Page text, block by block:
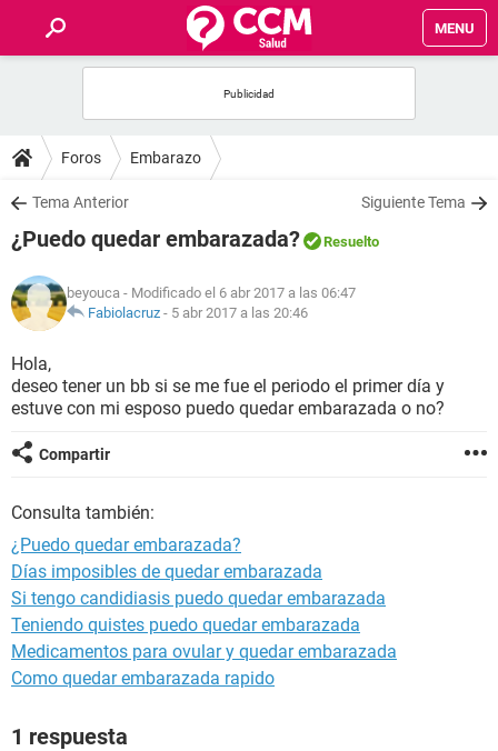
MENU
FOROS
SALUD
FAMILIA
NUTRICIÓN
BIENESTAR
Foros Embarazo
Tema Anterior Siguiente Tema
¿Puedo quedar embarazada? Resuelto
beyouca - Modificado el 6 abr 2017 a las 06:47
Fabiolacruz - 5 abr 2017 a las 20:46
Hola,
deseo tener un bb si se me fue el periodo el primer día y
estuve con mi esposo puedo quedar embarazada o no?
Compartir
Consulta también:
¿Puedo quedar embarazada?
Días imposibles de quedar embarazada
Si tengo candidiasis puedo quedar embarazada
Teniendo quistes puedo quedar embarazada
Medicamentos para ovular y quedar embarazada
Como quedar embarazada rapido
1 respuesta